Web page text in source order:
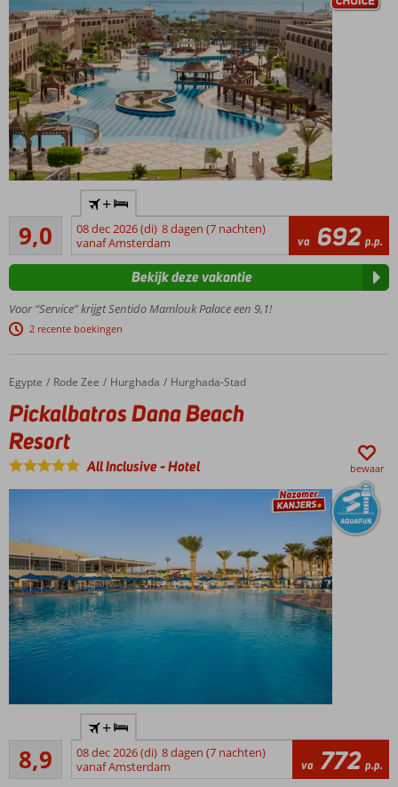
sterrenhotel
direct aan
het
privéstrand
aanbod
aan
restaurants
en bars
Kom
tot rust
Waanzinnig
groot
zwembad
palmbomen
9,0Uitstekend
479
beoordelingen
+
08 dec 2026 (di) 8 dagen (7 nachten)
vanaf Amsterdam
va 692 p.p.
Voor “Service” krijgt Sentido Mamlouk Palace een 9,1!
2 recente boekingen
Bekijk deze vakantie
Home
Egypte Rode Zee Hurghada Hurghada-Stad
Pickalbatros Dana Beach Resort
Pickalbatros Dana Beach
Resort
All Inclusive-Hotel bewaar
vakantieadres
voor een
geweldige
8,9
Aanrader
305
beoordelingen
+
08 dec 2026 (di) 8 dagen (7 nachten)
vanaf Amsterdam
va 772 p.p.